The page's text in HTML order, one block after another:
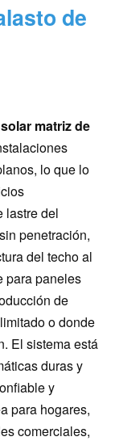
de
matriz de
lo que lo
lastre del
penetración,
del techo al
para paneles
de
o donde
El sistema está
duras y
y
para hogares,
comerciales,